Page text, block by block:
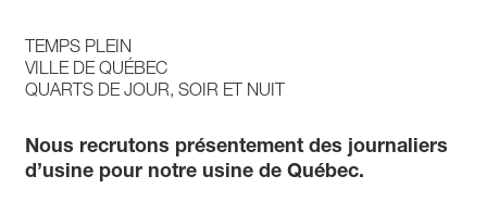
TEMPS PLEIN
VILLE DE QUÉBEC
QUARTS DE JOUR, SOIR ET NUIT
Nous recrutons présentement des journaliers
d’usine pour notre usine de Québec.